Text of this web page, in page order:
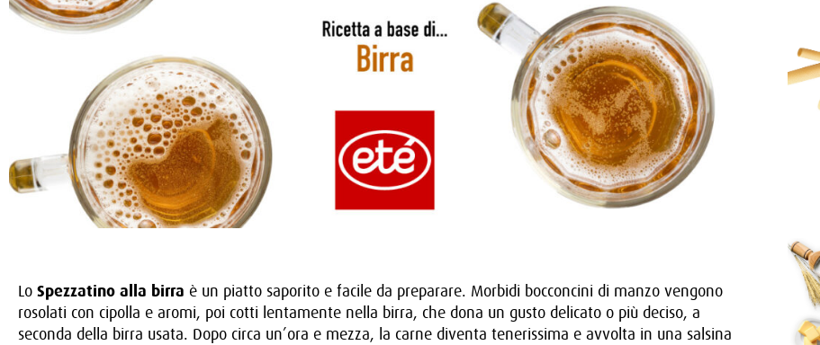
Lo Spezzatino alla birra è un piatto saporito e facile da preparare. Morbidi bocconcini di manzo vengono
rosolati con cipolla e aromi, poi cotti lentamente nella birra, che dona un gusto delicato o più deciso, a
seconda della birra usata. Dopo circa un’ora e mezza, la carne diventa tenerissima e avvolta in una salsina